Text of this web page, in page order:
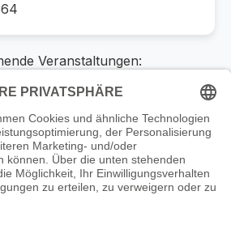
Veranstaltungen: